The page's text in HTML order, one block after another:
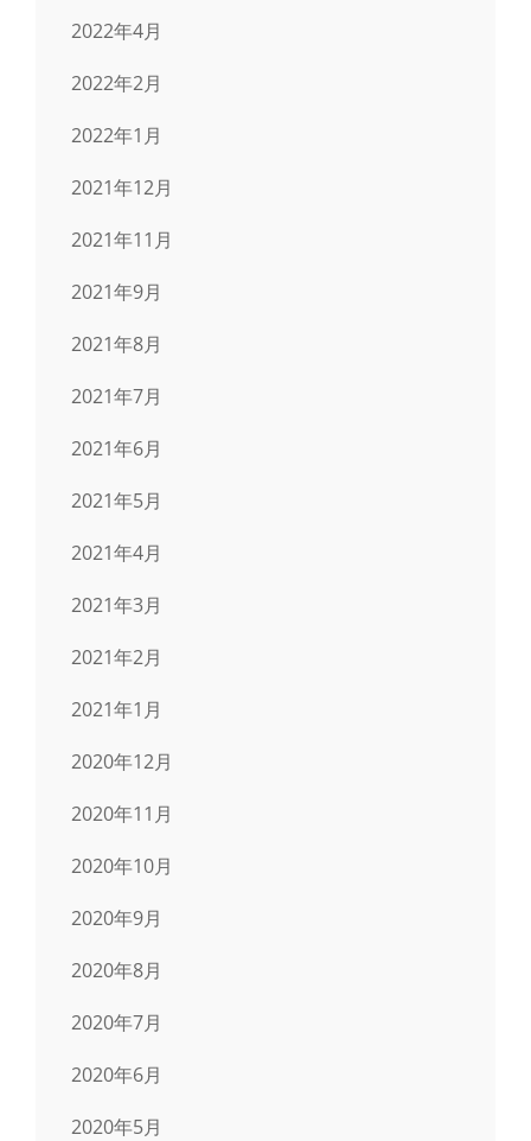
2022年4月
2022年2月
2022年1月
2021年12月
2021年11月
2021年9月
2021年8月
2021年7月
2021年6月
2021年5月
2021年4月
2021年3月
2021年2月
2021年1月
2020年12月
2020年11月
2020年10月
2020年9月
2020年8月
2020年7月
2020年6月
2020年5月